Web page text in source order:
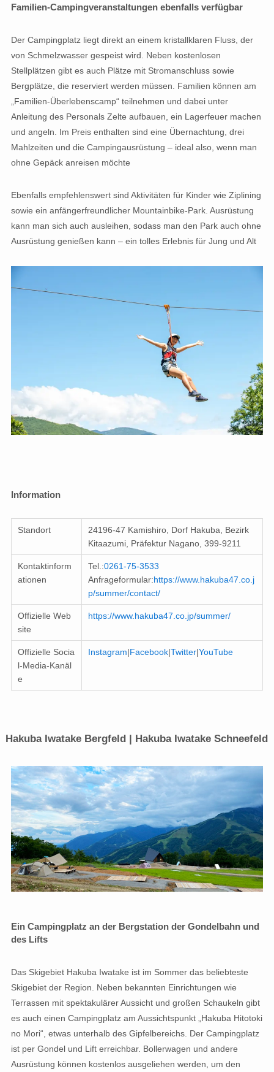
Familien-Campingveranstaltungen ebenfalls verfügbar
Der Campingplatz liegt direkt an einem kristallklaren Fluss, der
von Schmelzwasser gespeist wird. Neben kostenlosen
Stellplätzen gibt es auch Plätze mit Stromanschluss sowie
Bergplätze, die reserviert werden müssen. Familien können am
„Familien-Überlebenscamp“ teilnehmen und dabei unter
Anleitung des Personals Zelte aufbauen, ein Lagerfeuer machen
und angeln. Im Preis enthalten sind eine Übernachtung, drei
Mahlzeiten und die Campingausrüstung – ideal also, wenn man
ohne Gepäck anreisen möchte
Ebenfalls empfehlenswert sind Aktivitäten für Kinder wie Ziplining
sowie ein anfängerfreundlicher Mountainbike-Park. Ausrüstung
kann man sich auch ausleihen, sodass man den Park auch ohne
Ausrüstung genießen kann – ein tolles Erlebnis für Jung und Alt
Information
Standort
24196-47 Kamishiro, Dorf Hakuba, Bezirk
Kitaazumi, Präfektur Nagano, 399-9211
Kontaktinform
ationen
Tel.:0261-75-3533
Anfrageformular:https://www.hakuba47.co.j
p/summer/contact/
Offizielle Web
site
https://www.hakuba47.co.jp/summer/
Offizielle Socia
l-Media-Kanäl
e
Instagram|Facebook|Twitter|YouTube
Hakuba Iwatake Bergfeld | Hakuba Iwatake Schneefeld
Ein Campingplatz an der Bergstation der Gondelbahn und
des Lifts
Das Skigebiet Hakuba Iwatake ist im Sommer das beliebteste
Skigebiet der Region. Neben bekannten Einrichtungen wie
Terrassen mit spektakulärer Aussicht und großen Schaukeln gibt
es auch einen Campingplatz am Aussichtspunkt „Hakuba Hitotoki
no Mori“, etwas unterhalb des Gipfelbereichs. Der Campingplatz
ist per Gondel und Lift erreichbar. Bollerwagen und andere
Ausrüstung können kostenlos ausgeliehen werden, um den